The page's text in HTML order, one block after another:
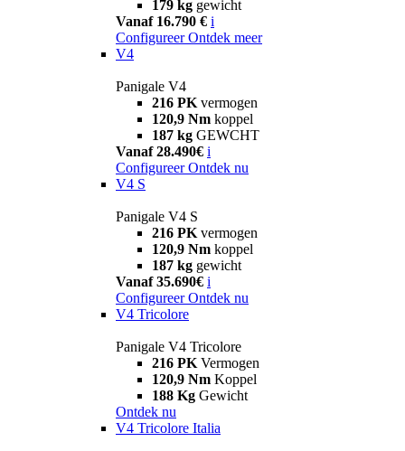
179 kg gewicht
Vanaf 16.790 € i
Configureer Ontdek meer
V4
Panigale V4
216 PK vermogen
120,9 Nm koppel
187 kg GEWCHT
Vanaf 28.490€ i
Configureer Ontdek nu
V4 S
Panigale V4 S
216 PK vermogen
120,9 Nm koppel
187 kg gewicht
Vanaf 35.690€ i
Configureer Ontdek nu
V4 Tricolore
Panigale V4 Tricolore
216 PK Vermogen
120,9 Nm Koppel
188 Kg Gewicht
Ontdek nu
V4 Tricolore Italia